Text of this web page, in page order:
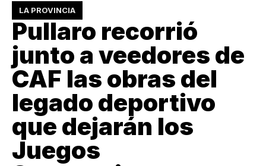
LA PROVINCIA
Pullaro recorrió
junto a veedores de
CAF las obras del
legado deportivo
que dejarán los
Juegos